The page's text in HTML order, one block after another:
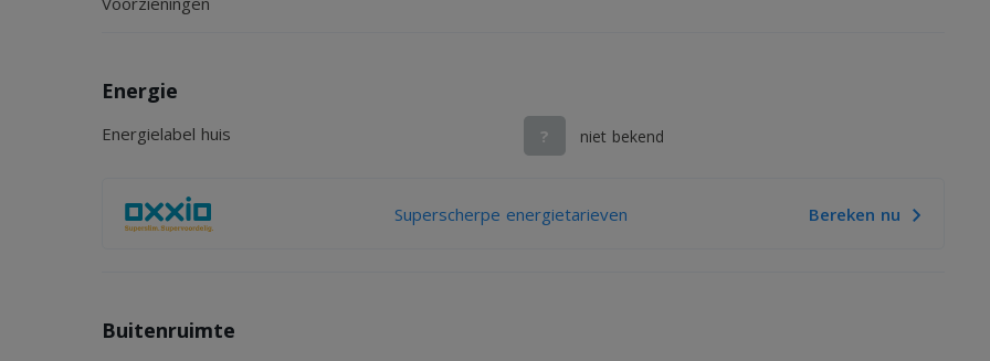
Energie
Energielabel huis ? niet bekend
Superscherpe energietarieven Bereken nu
Buitenruimte